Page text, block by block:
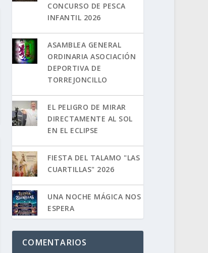
CONCURSO DE PESCA
INFANTIL 2026
ASAMBLEA GENERAL
ORDINARIA ASOCIACIÓN
DEPORTIVA DE
TORREJONCILLO
EL PELIGRO DE MIRAR
DIRECTAMENTE AL SOL
EN EL ECLIPSE
FIESTA DEL TALAMO "LAS
CUARTILLAS" 2026
UNA NOCHE MÁGICA NOS
ESPERA
COMENTARIOS